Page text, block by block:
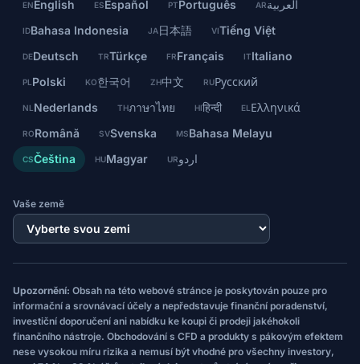
ENEnglish ESEspañol PTPortuguês ARالعربية
IDBahasa Indonesia JA日本語 VITiếng Việt
DEDeutsch TRTürkçe FRFrançais ITItaliano
PL Polski KO한국어 ZH中文 RUРусский
NL Nederlands THภาษาไทย HIहिन्दी EL Ελληνικά
RORomână SVSvenska MSBahasa Melayu
CSČeština HUMagyar URاردو
Vaše země
Upozornění: Obsah na této webové stránce je poskytován pouze pro
informační a srovnávací účely a nepředstavuje finanční poradenství,
investiční doporučení ani nabídku ke koupi či prodeji jakéhokoli
finančního nástroje. Obchodování s CFD a produkty s pákovým efektem
nese vysokou míru rizika a nemusí být vhodné pro všechny investory,